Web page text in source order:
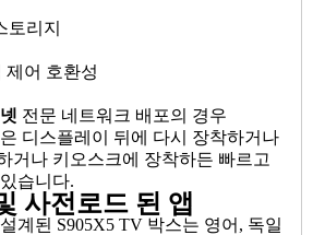
토리지
제어 호환성
전문 네트워크 배포의 경우
디스플레이 뒤에 다시 장착하거나
거나 키오스크에 장착하든 빠르고
습니다.
사전로드 된 앱
계된 S905X5 TV 박스는 영어, 독일